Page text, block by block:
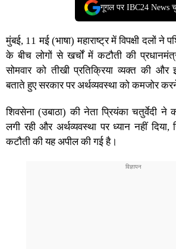
गूगल पर IBC24 News
मुंबई, 11 मई (भाषा) महाराष्ट्र में विपक्षी दलों ने
के बीच लोगों से खर्चों में कटौती की
सोमवार को तीखी प्रतिक्रिया व्यक्त की और
बताते हुए सरकार पर अर्थव्यवस्था को कमजोर
शिवसेना (उबाठा) की नेता प्रियंका चतुर्वेदी
लगी रही और अर्थव्यवस्था पर ध्यान नहीं
कटौती की यह अपील की गई है।